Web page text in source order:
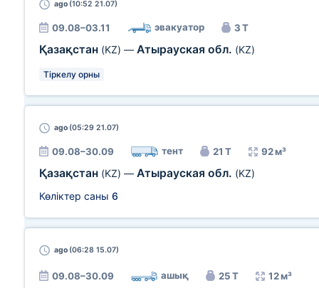
ago (10:52 21.07)
09.08–03.11 эвакуатор 3 Т
Қазақстан (KZ) — Атырауская обл. (KZ)
Тіркелу орны
ago (05:29 21.07)
09.08–30.09 тент 21 Т 92 м³
Қазақстан (KZ) — Атырауская обл. (KZ)
Көліктер саны 6
ago (06:28 15.07)
09.08–30.09 ашық 25 Т 12 м³